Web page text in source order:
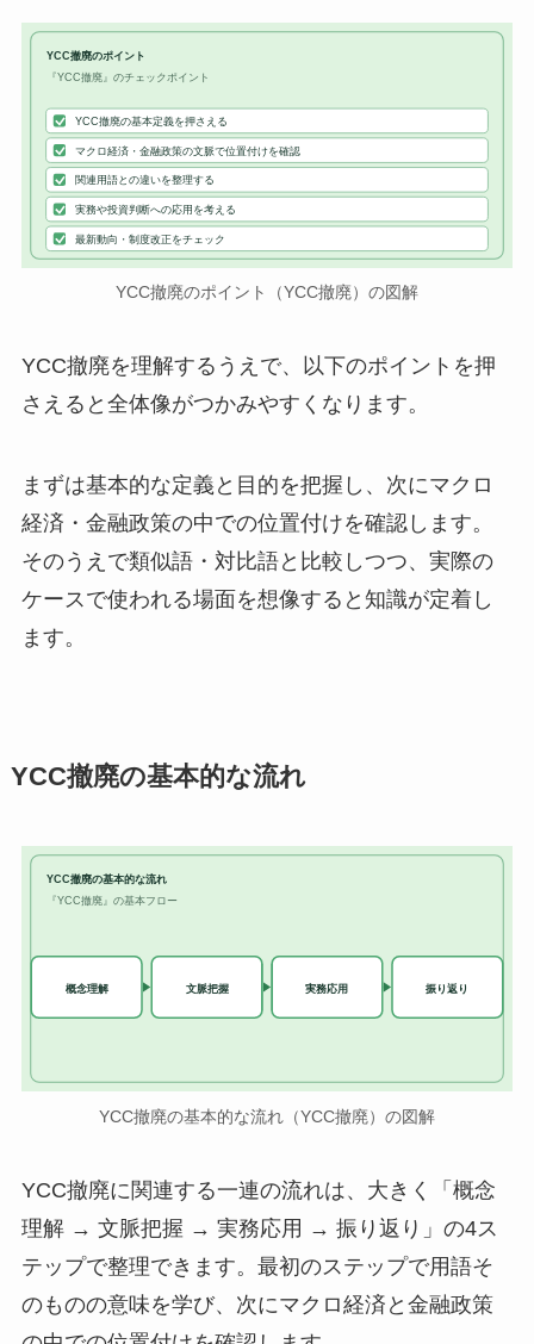
YCC撤廃のポイント
『YCC撤廃』のチェックポイント
YCC撤廃の基本定義を押さえる
マクロ経済・金融政策の文脈で位置付けを確認
関連用語との違いを整理する
実務や投資判断への応用を考える
最新動向・制度改正をチェック
YCC撤廃のポイント（YCC撤廃）の図解
YCC撤廃を理解するうえで、以下のポイントを押
さえると全体像がつかみやすくなります。
まずは基本的な定義と目的を把握し、次にマクロ
経済・金融政策の中での位置付けを確認します。
そのうえで類似語・対比語と比較しつつ、実際の
ケースで使われる場面を想像すると知識が定着し
ます。
YCC撤廃の基本的な流れ
YCC撤廃の基本的な流れ
『YCC撤廃』の基本フロー
概念理解 文脈把握 実務応用 振り返り
YCC撤廃の基本的な流れ（YCC撤廃）の図解
YCC撤廃に関連する一連の流れは、大きく「概念
理解 → 文脈把握 → 実務応用 → 振り返り」の4ス
テップで整理できます。最初のステップで用語そ
のものの意味を学び、次にマクロ経済と金融政策